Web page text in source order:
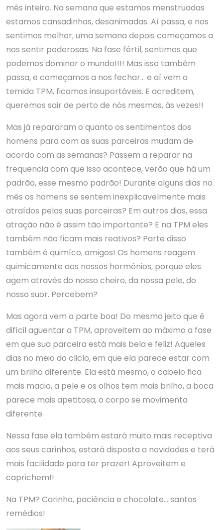
mês inteiro. Na semana que estamos menstruadas
estamos cansadinhas, desanimadas. Aí passa, e nos
sentimos melhor, uma semana depois começamos a
nos sentir poderosas. Na fase fértil, sentimos que
podemos dominar o mundo!!!! Mas isso também
passa, e começamos a nos fechar… e aí vem a
temida TPM, ficamos insuportáveis. E acreditem,
queremos sair de perto de nós mesmas, às vezes!!
Mas já repararam o quanto os sentimentos dos
homens para com as suas parceiras mudam de
acordo com as semanas? Passem a reparar na
frequencia com que isso acontece, verão que há um
padrão, esse mesmo padrão! Durante alguns dias no
mês os homens se sentem inexplicavelmente mais
atraídos pelas suas parceiras? Em outros dias, essa
atração não é assim tão importante? E na TPM eles
também não ficam mais reativos? Parte disso
também é quimíco, amigos! Os homens reagem
quimicamente aos nossos hormônios, porque eles
agem através do nosso cheiro, da nossa pele, do
nosso suor. Percebem?
Mas agora vem a parte boa! Do mesmo jeito que é
difícil aguentar a TPM, aproveitem ao máximo a fase
em que sua parceira está mais bela e feliz! Aqueles
dias no meio do cliclo, em que ela parece estar com
um brilho diferente. Ela está mesmo, o cabelo fica
mais macio, a pele e os olhos tem mais brilho, a boca
parece mais apetitosa, o corpo se movimenta
diferente.
Nessa fase ela também estará muito mais receptiva
aos seus carinhos, estará disposta a novidades e terá
mais facilidade para ter prazer! Aproveitem e
caprichem!!
Na TPM? Carinho, paciência e chocolate… santos
remédios!